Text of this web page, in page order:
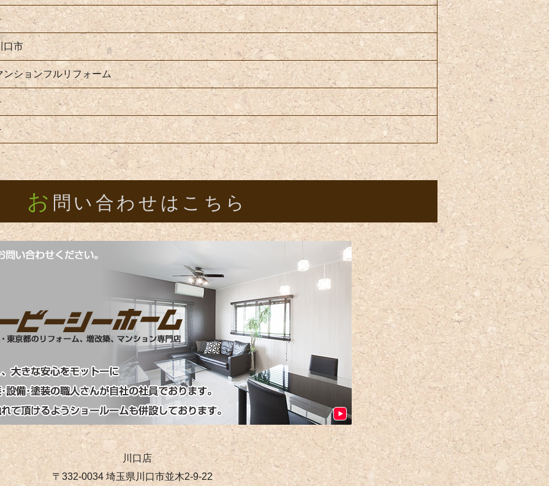
口市
ンションフルリフォーム
お 問い合わせはこちら
川口店
〒332-0034 埼玉県川口市並木2-9-22